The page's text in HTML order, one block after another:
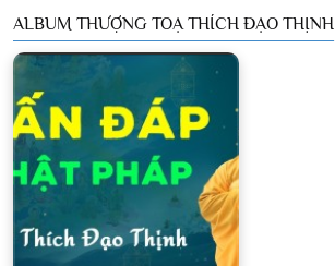
ALBUM THƯỢNG TOẠ THÍCH ĐẠO THỊNH